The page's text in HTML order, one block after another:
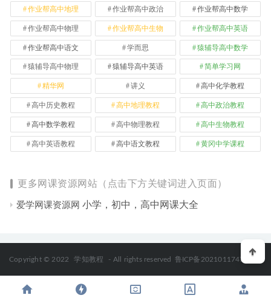
作业帮高中地理 作业帮高中政治 作业帮高中数学
作业帮高中物理 作业帮高中生物 作业帮高中英语
作业帮高中语文 学而思 猿辅导高中数学
猿辅导高中物理 猿辅导高中英语 简单学习网
精华网 讲义 高中化学教程
高中历史教程 高中地理教程 高中政治教程
高中数学教程 高中物理教程 高中生物教程
高中英语教程 高中语文教程 黄冈中学课程
更多网课资源网站（点击下方关键词进入页面）
爱学网课资源网 小学，初中，高中网课大全
Copyright © 2022 学知教程 - All rights reserved 鲁ICP备2021011747号-2